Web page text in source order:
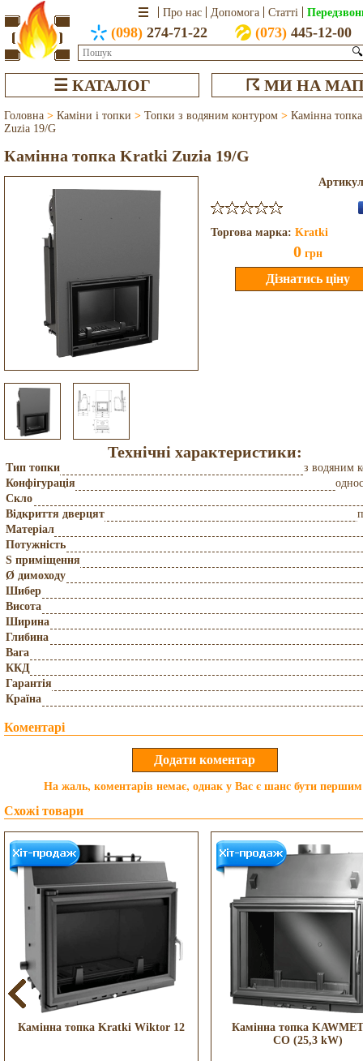
Про нас Допомога Статті
(098) 274-71-22 (073)445-12-00
🔍
☰ КАТАЛОГ ☈ МИ НА
Головна > Каміни і топки > Топки з водяним контуром > Камінна
Zuzia 19/G
Камінна топка Kratki Zuzia 19/G
Торгова марка: Kratki
0 грн
Технічні характеристики:
Тип топки
з водяним
Конфігурація
Скло
Відкриття дверцят
Матеріал
Потужність
S приміщення
Ø димоходу
Шибер
Висота
Ширина
Глибина
Вага
ККД
Гарантія
Країна
Коментарі
На жаль, коментарів немає, однак у Вас є шанс бути
Схожі товари
Камінна топка Kratki Wiktor 12
Камінна топка
CO (25,3 kW)